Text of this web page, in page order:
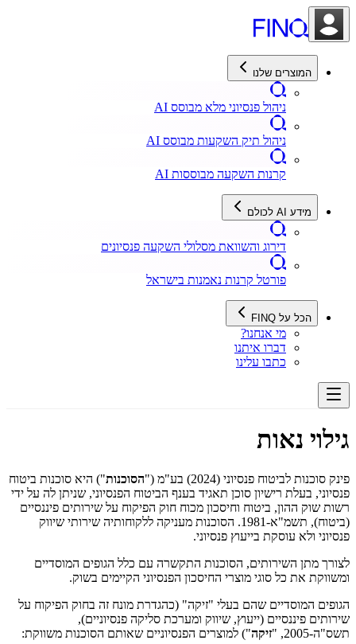
המוצרים שלנו
ניהול פנסיוני מלא מבוסס AI
ניהול תיק השקעות מבוסס AI
קרנות השקעה מבוססות AI
מידע AI לכולם
דירוג והשוואת מסלולי השקעה פנסיונים
פורטל קרנות נאמנות בישראל
הכל על FINQ
מי אנחנו?
דברו איתנו
כתבו עלינו
גילוי נאות
פינק סוכנות לביטוח פנסיוני (2024) בע"מ (" הסוכנות") היא סוכנות ביטוח
פנסיוני, בעלת רישיון סוכן תאגיד בענף הביטוח הפנסיוני, שניתן לה על ידי
רשות שוק ההון, ביטוח וחיסכון מכוח חוק הפיקוח על שירותים פיננסיים
(ביטוח), תשמ"א-1981. הסוכנות מעניקה ללקוחותיה שירותי שיווק
פנסיוני ולא עוסקת בייעוץ פנסיוני.
לצורך מתן השירותים, הסוכנות התקשרה עם כלל הגופים המוסדיים
ומשווקת את כל סוגי מוצרי החיסכון הפנסיוני הקיימים בשוק.
הגופים המוסדיים שהם בעלי "זיקה" (כהגדרת מונח זה בחוק הפיקוח על
שירותים פיננסיים (ייעוץ, שיווק ומערכת סליקה פנסיוניים),
תשס"ה-2005, "
זיקה") למוצרים הפנסיוניים שאותם הסוכנות משווקת: